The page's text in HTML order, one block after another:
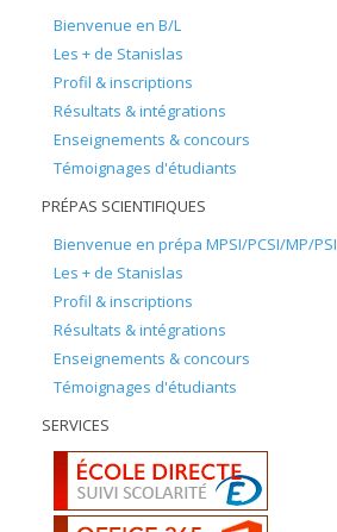
Bienvenue en B/L
Les + de Stanislas
Profil & inscriptions
Résultats & intégrations
Enseignements & concours
Témoignages d'étudiants
PRÉPAS SCIENTIFIQUES
Bienvenue en prépa MPSI/PCSI/MP/PSI
Les + de Stanislas
Profil & inscriptions
Résultats & intégrations
Enseignements & concours
Témoignages d'étudiants
SERVICES